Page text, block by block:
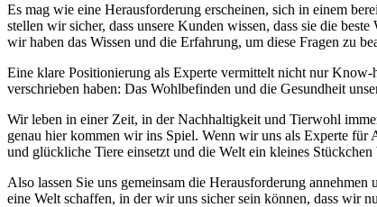
Es mag wie eine Herausforderung erscheinen, sich in einem
stellen‍ wir sicher, ‍dass​ unsere Kunden‍ wissen, dass⁤ sie die
‍wir haben das ⁣Wissen und die Erfahrung, um⁣ diese Fragen zu
Eine ‌klare Positionierung als ⁣Experte ⁣vermittelt nicht nur
verschrieben haben: Das ‍Wohlbefinden⁣ und die Gesundheit⁤
Wir leben in einer Zeit, in der⁢ Nachhaltigkeit und Tierwohl
genau‌ hier kommen ⁣wir ins Spiel.⁤ Wenn wir uns als Experte
und glückliche‍ Tiere einsetzt und die Welt ein ​kleines Stückchen
Also lassen Sie⁤ uns gemeinsam‌ die Herausforderung
eine Welt schaffen, in der wir uns sicher sein können, dass wir